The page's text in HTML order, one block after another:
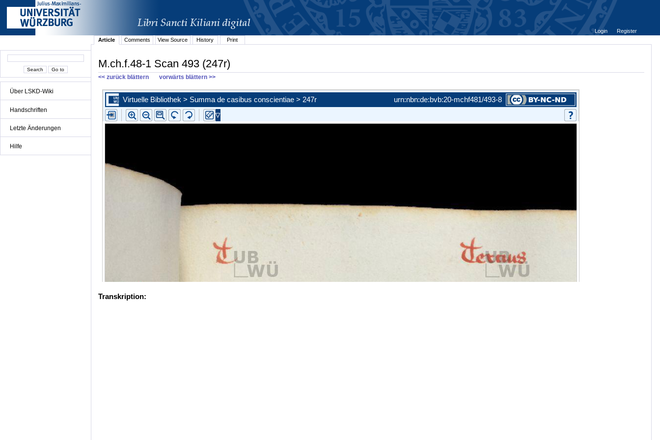
Über LSKD-Wiki
Handschriften
Letzte Änderungen
Hilfe
Login
Register
Article
Comments View Source History Print
M.ch.f.48-1 Scan 493 (247r)
<< zurück blättern vorwärts blättern >>
Transkription: